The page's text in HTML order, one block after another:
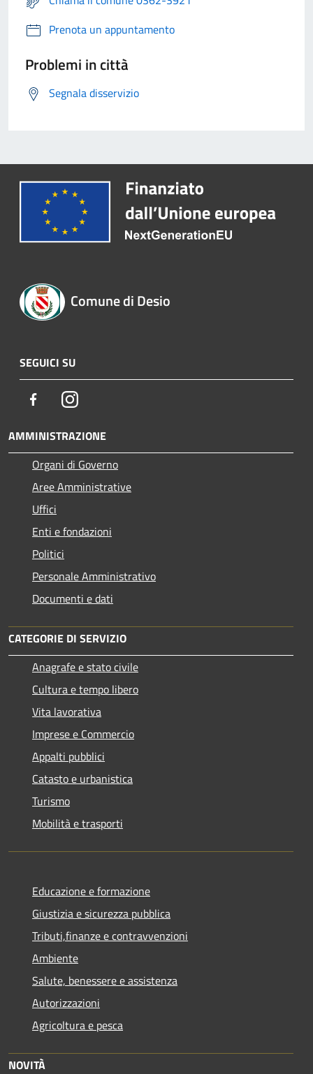
Prenota un appuntamento
Problemi in città
Segnala disservizio
Comune di Desio
SEGUICI SU
FacebookInstagram
AMMINISTRAZIONE
Organi di Governo
Aree Amministrative
Uffici
Enti e fondazioni
Politici
Personale Amministrativo
Documenti e dati
CATEGORIE DI SERVIZIO
Anagrafe e stato civile
Cultura e tempo libero
Vita lavorativa
Imprese e Commercio
Appalti pubblici
Catasto e urbanistica
Turismo
Mobilità e trasporti
Educazione e formazione
Giustizia e sicurezza pubblica
Tributi,finanze e contravvenzioni
Ambiente
Salute, benessere e assistenza
Autorizzazioni
Agricoltura e pesca
NOVITÀ